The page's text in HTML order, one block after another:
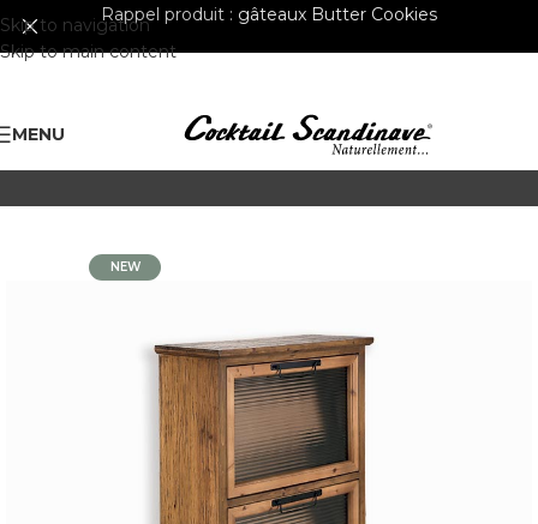
Skip to navigation
Skip to main content
Rappel produit : gâteaux Butter Cookies
MENU
NEW